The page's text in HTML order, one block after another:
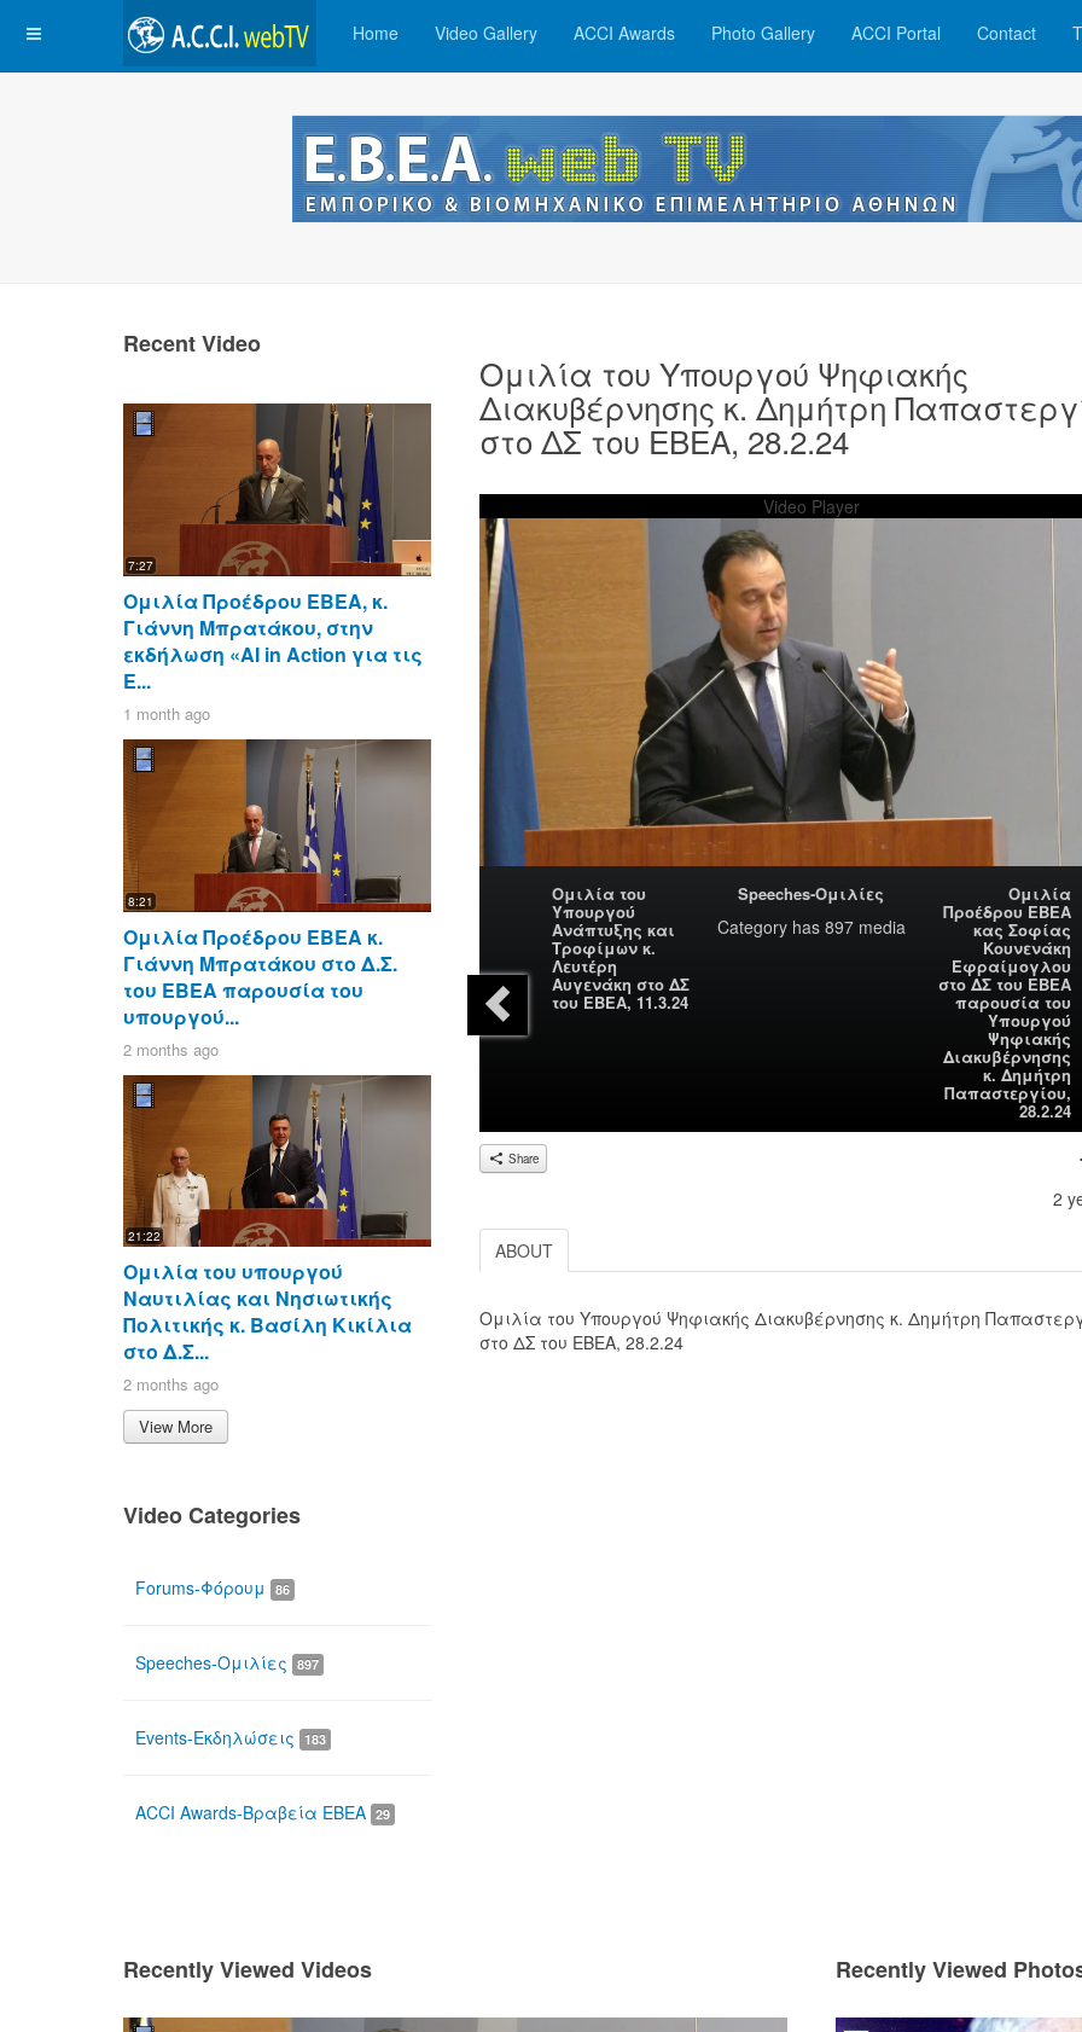
Home Video Gallery ACCI Awards Photo Gallery ACCI Portal Contact
Ομιλία του Υπουργού Ψηφιακής
Διακυβέρνησης κ. Δημήτρη
στο ΔΣ του ΕΒΕΑ, 28.2.24
Video Player
00:00
Ομιλία του
Υπουργού
Ανάπτυξης και
Τροφίμων κ.
Λευτέρη
Αυγενάκη στο ΔΣ
του ΕΒΕΑ, 11.3.24
Speeches-Ομιλίες
Categoryhas 897 media
Ομιλία
Προέδρου ΕΒΕΑ
κας Σοφίας
Κουνενάκη
Εφραίμογλου
στο ΔΣ του ΕΒΕΑ
παρουσία του
Υπουργού
Ψηφιακής
Διακυβέρνησης
κ. Δημήτρη
Παπαστεργίου,
28.2.24
Share
2
ABOUT
Ομιλία του Υπουργού Ψηφιακής Διακυβέρνησης κ. Δημήτρη
στο ΔΣ του ΕΒΕΑ, 28.2.24
Recent Video
7:27
Ομιλία Προέδρου ΕΒΕΑ, κ.
Γιάννη Μπρατάκου, στην
εκδήλωση «AI in Action για τις
Ε...
1 month ago
8:21
Ομιλία Προέδρου ΕΒΕΑ κ.
Γιάννη Μπρατάκου στο Δ.Σ.
του ΕΒΕΑ παρουσία του
υπουργού...
2 months ago
21:22
Ομιλία του υπουργού
Ναυτιλίας και Νησιωτικής
Πολιτικής κ. Βασίλη Κικίλια
στο Δ.Σ...
2 months ago
View More
Video Categories
Forums-Φόρουμ 86
Speeches-Ομιλίες 897
Events-Εκδηλώσεις 183
ACCI Awards-Βραβεία ΕΒΕΑ 29
Recently Viewed Videos Recently Viewed